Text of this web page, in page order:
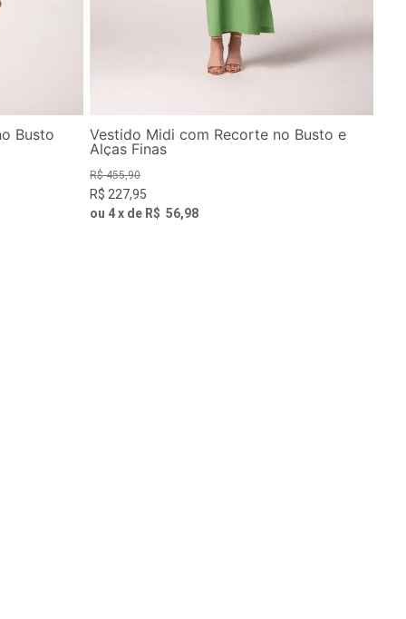
Busto
Vestido Midi com Recorte no Busto e
Alças Finas
R$ 455,90
R$ 227,95
ou 4x de R$ 56,98